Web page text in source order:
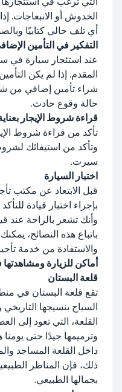
الخدوش أو الانبعاجات.
أي تلف حالي كتابيًا
التفكير في التأمين
عند استئجار سيارة في
المقدم. إذا لم يكن
شراء تأمين إضافي من
حالة وقوع حادث.
قراءة شروط الإيجار
تأكد من قراءة شروط
وتأكد من استيفائك
سيرت.
اختبار السيارة
قبل الابتعاد عن مكتب
بإجراء اختبار قيادة
وأنك تشعر بالراحة عند
باتباع هذه النصائح،
والاستفادة من خدمة
أماكن للزيارة
قلعة البستان
تقع قلعة البستان في
السياح بنسيجها
القلعة، التي تعود إلى
وترميمها جيدًا حتى يومنا
داخل القلعة المساجد
ذلك، فإن المناظر
بجمالها الطبيعي.